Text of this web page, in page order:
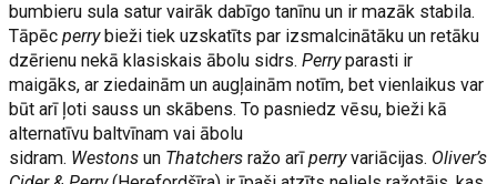
bumbieru sula satur vairāk dabīgo tanīnu un ir mazāk stabila.
Tāpēcperrybieži tiek uzskatīts par izsmalcinātāku un retāku
dzērienu nekā klasiskais ābolu sidrs.Perryparasti ir
maigāks, ar ziedainām un augļainām notīm, bet vienlaikus var
būt arī ļoti sauss un skābens. To pasniedz vēsu, bieži kā
alternatīvu baltvīnam vai ābolu
sidram. Westons un Thatchersražo arīperryvariācijas. Oliver’s